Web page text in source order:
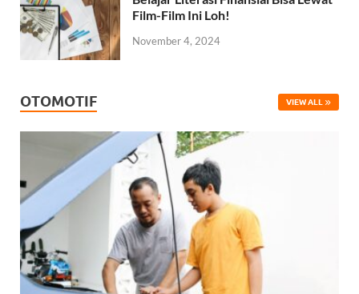
Film-Film Ini Loh!
November 4, 2024
OTOMOTIF VIEW ALL